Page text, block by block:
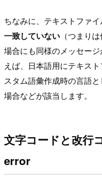
ちなみに、テキストファ
一致していない （つまり
場合にも同様のメッセー
えば、日本語用にテキス
スタム語彙作成時の言語
場合などが該当します。
文字コードと改行
error